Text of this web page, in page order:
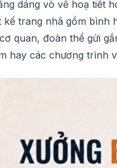
dáng vò vẽ hoạ tiết
trang nhã gồm
quan, đoàn thể gửi
hay các chương trình